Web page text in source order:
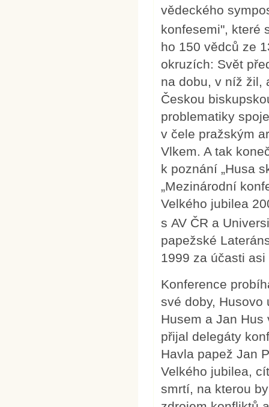
vědeckého
konfesemi", které
ho 150 vědců ze
okruzích: Svět
na dobu, v níž žil,
Českou
problematiky
v čele pražským
Vlkem. A tak
k poznání „Husa
„Mezinárodní
Velkého jubilea
s AV ČR a
papežské
1999 za účasti
Konference
své doby,
Husem a Jan
přijal delegáty
Havla papež Jan
Velkého jubilea,
smrtí, na kterou